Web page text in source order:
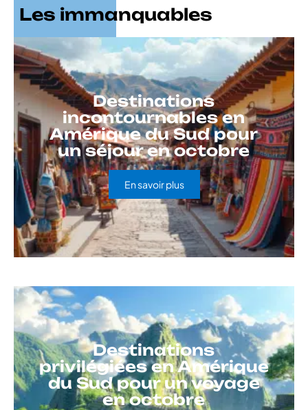
Les immanquables
Destinations
incontournables en
Amérique du Sud pour
un séjour en octobre
En savoir plus
Destinations
privilégiées en Amérique
du Sud pour un voyage
en octobre